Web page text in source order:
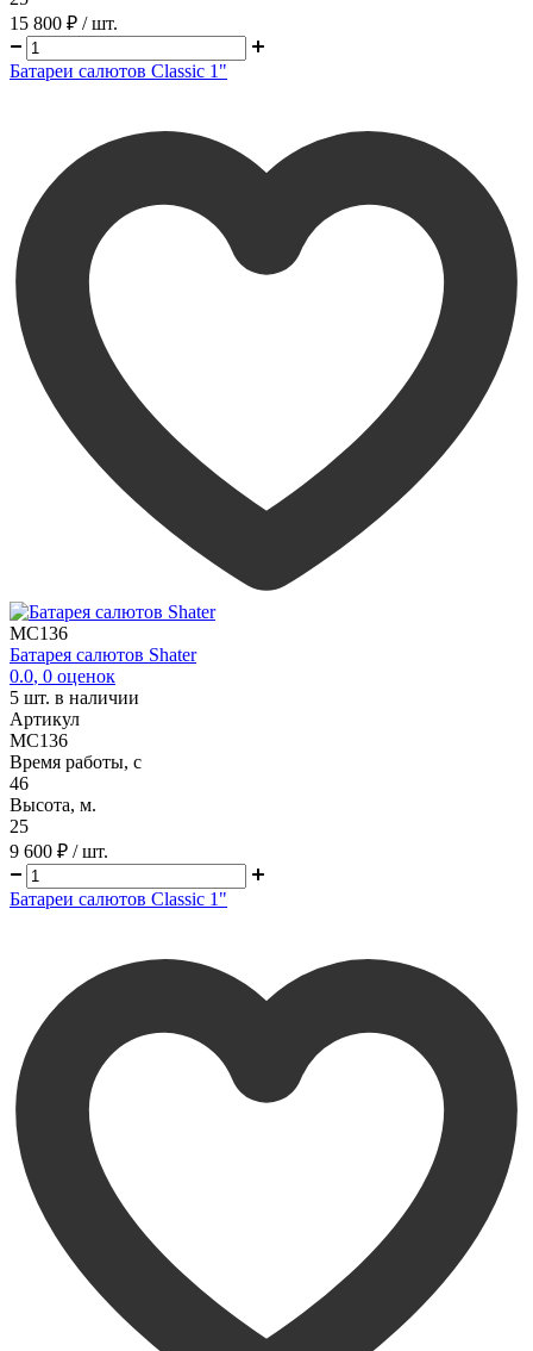
15 800 ₽ / шт.
Батареи салютов Classic 1"
MC136
Батарея салютов Shater
0.0, 0 оценок
5 шт. в наличии
Артикул
MC136
Время работы, с
46
Высота, м.
25
9 600 ₽ / шт.
Батареи салютов Classic 1"